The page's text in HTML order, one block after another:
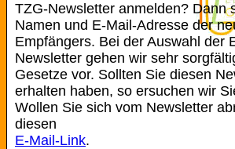
TZG-Newsletter anmelden? Dann
Namen und E-Mail-Adresse der
Empfängers. Bei der Auswahl der
Newsletter gehen wir sehr
Gesetze vor. Sollten Sie diesen
erhalten haben, so ersuchen wir
Wollen Sie sich vom Newsletter
diesen
E-Mail-Link.